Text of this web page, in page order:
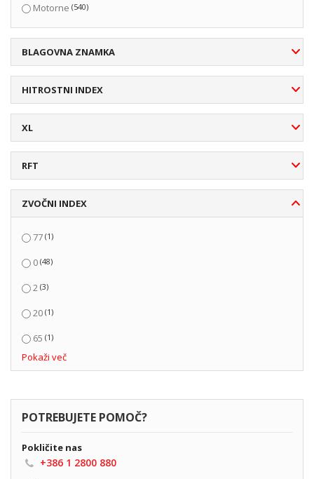
Motorne (540)
BLAGOVNA ZNAMKA
HITROSTNI INDEX
XL
RFT
ZVOČNI INDEX
77 (1)
0 (48)
2 (3)
20 (1)
65 (1)
66 (5)
68 (493)
7 (2)
Pokaži več
POTREBUJETE POMOČ?
Pokličite nas
+386 1 2800 880